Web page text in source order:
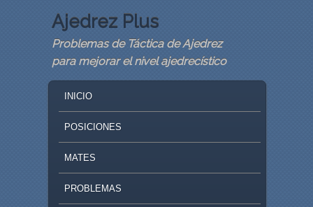
Ajedrez Plus
Problemas de Táctica de Ajedrez
para mejorar el nivel ajedrecístico
SKIP TO PRIMARY CONTENT
SKIP TO SECONDARY CONTENT
INICIO
POSICIONES
MATES
PROBLEMAS